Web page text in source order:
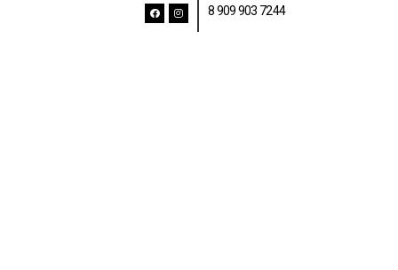
8 909 903 7244